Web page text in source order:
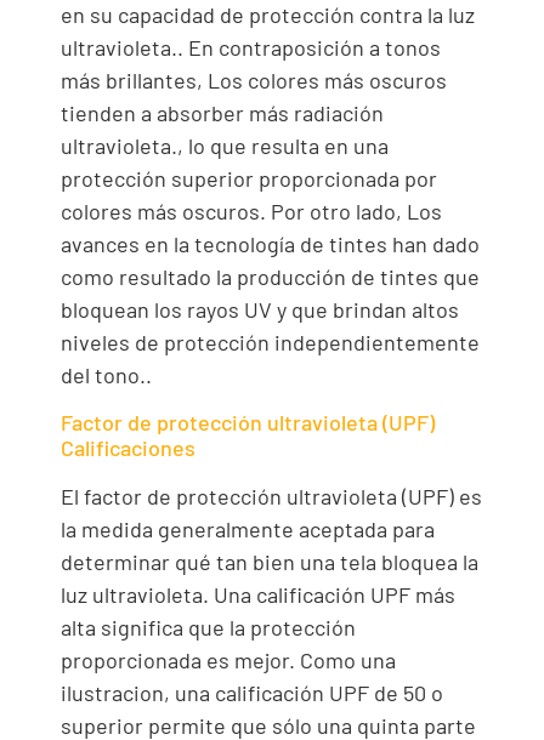
en su capacidad de protección contra la luz
ultravioleta.. En contraposición a tonos
más brillantes, Los colores más oscuros
tienden a absorber más radiación
ultravioleta., lo que resulta en una
protección superior proporcionada por
colores más oscuros. Por otro lado, Los
avances en la tecnología de tintes han dado
como resultado la producción de tintes que
bloquean los rayos UV y que brindan altos
niveles de protección independientemente
del tono..
Factor de protección ultravioleta (UPF)
Calificaciones
El factor de protección ultravioleta (UPF) es
la medida generalmente aceptada para
determinar qué tan bien una tela bloquea la
luz ultravioleta. Una calificación UPF más
alta significa que la protección
proporcionada es mejor. Como una
ilustracion, una calificación UPF de 50 o
superior permite que sólo una quinta parte